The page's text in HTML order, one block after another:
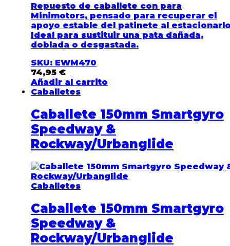
Repuesto de caballete con para
Minimotors, pensado para recuperar el
apoyo estable del patinete al
Ideal para sustituir una pata dañada,
doblada o desgastada.
SKU: EWM470
74,95 €
Añadir al carrito
Caballetes
Caballete 150mm Smartgyro
Speedway &
Rockway/Urbanglide
Caballetes
Caballete 150mm Smartgyro
Speedway &
Rockway/Urbanglide